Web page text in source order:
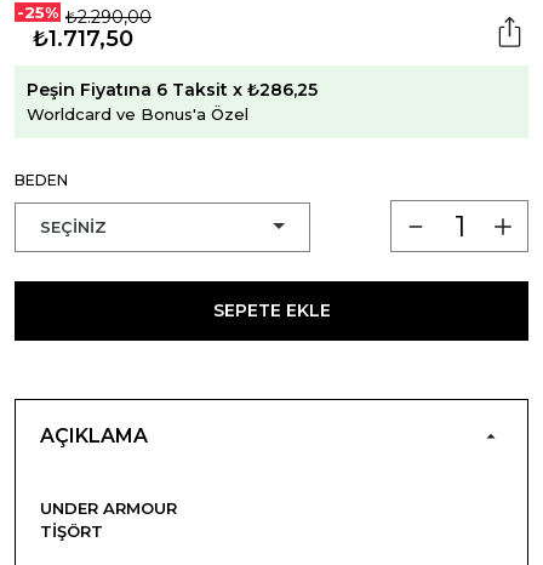
-25% ₺2.290,00
₺1.717,50
Peşin Fiyatına 6 Taksit x ₺286,25
Worldcard ve Bonus'a Özel
BEDEN
SEPETE EKLE
AÇIKLAMA
UNDER ARMOUR
TIŞÖRT